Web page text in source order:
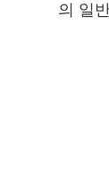
의 일